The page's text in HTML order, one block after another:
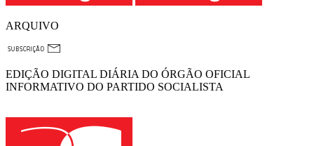
ARQUIVO
EDIÇÃO DIGITAL DIÁRIA DO ÓRGÃO OFICIAL
INFORMATIVO DO PARTIDO SOCIALISTA